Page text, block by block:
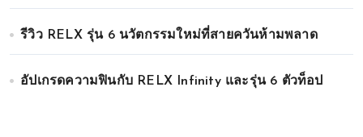
รีวิว RELX รุ่น 6 นวัตกรรมใหม่ที่สายควันห้ามพลาด
อัปเกรดความฟินกับ RELX Infinity และรุ่น 6 ตัวท็อป